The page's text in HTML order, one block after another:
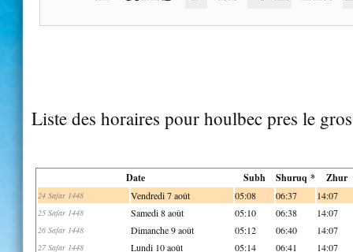
Liste des horaires pour houlbec pres le
Date Subh Shuruq * Zhur
24 Safar 1448 Vendredi 7 août 05:08 06:37 14:07
25 Safar 1448 Samedi 8 août 05:10 06:38 14:07
26 Safar 1448 Dimanche 9 août 05:12 06:40 14:07
27 Safar 1448 Lundi 10 août 05:14 06:41 14:07